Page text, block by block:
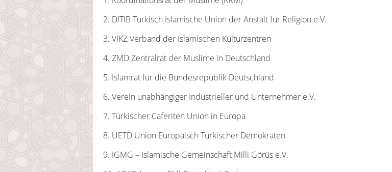
2. DITIB Türkisch Islamische Union der Anstalt für Religion e.V.
3. VIKZ Verband der Islamischen Kulturzentren
4. ZMD Zentralrat der Muslime in Deutschland
5. Islamrat für die Bundesrepublik Deutschland
6. Verein unabhängiger Industrieller und Unternehmer e.V.
7. Türkischer Caferiten Union in Europa
8. UETD Union Europäisch Türkischer Demokraten
9. IGMG – Islamische Gemeinschaft Milli Görüs e.V.